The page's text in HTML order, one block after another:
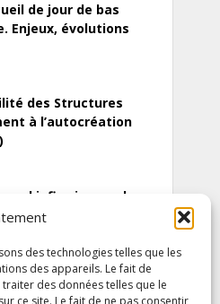
des technologies telles que les
des appareils. Le fait de
des données telles que le
ce site. Le fait de ne pas consentir
de jour de bas
Enjeux, évolutions
des Structures
à l’autocréation
infirmier :quels
de soins pour